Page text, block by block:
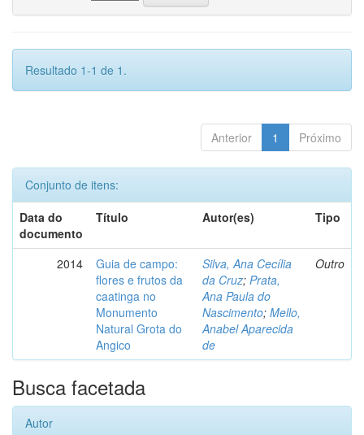
Resultado 1-1 de 1.
Anterior 1 Próximo
Conjunto de itens:
Data do
documento
Título Autor(es) Tipo
2014
Guia de campo:
flores e frutos da
caatinga no
Monumento
Natural Grota do
Angico
Silva, Ana Cecília
da Cruz; Prata,
Ana Paula do
Nascimento; Mello,
Anabel Aparecida
de
Outro
Busca facetada
Autor